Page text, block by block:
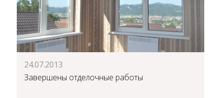
24.07.2013
Завершены отделочные работы